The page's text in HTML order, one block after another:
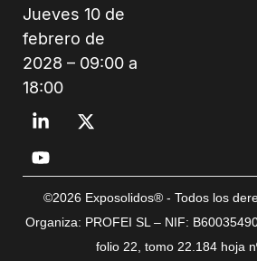
Jueves 10 de
febrero de
2028 – 09:00 a
18:00
©2026 Exposolidos® - Todos los
Organiza: PROFEI SL – NIF:
folio 22, tomo 22.184 hoja